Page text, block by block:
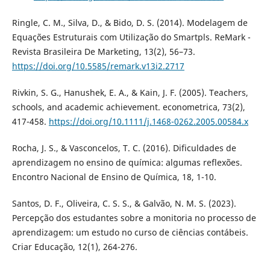
Ringle, C. M., Silva, D., & Bido, D. S. (2014). Modelagem de
Equações Estruturais com Utilização do Smartpls. ReMark -
Revista Brasileira De Marketing, 13(2), 56–73.
https://doi.org/10.5585/remark.v13i2.2717
Rivkin, S. G., Hanushek, E. A., & Kain, J. F. (2005). Teachers,
schools, and academic achievement. econometrica, 73(2),
417-458. https://doi.org/10.1111/j.1468-0262.2005.00584.x
Rocha, J. S., & Vasconcelos, T. C. (2016). Dificuldades de
aprendizagem no ensino de química: algumas reflexões.
Encontro Nacional de Ensino de Química, 18, 1-10.
Santos, D. F., Oliveira, C. S. S., & Galvão, N. M. S. (2023).
Percepção dos estudantes sobre a monitoria no processo de
aprendizagem: um estudo no curso de ciências contábeis.
Criar Educação, 12(1), 264-276.